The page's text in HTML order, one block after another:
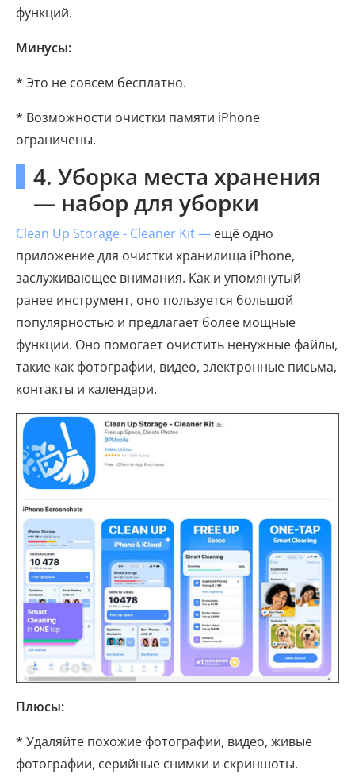
функций.
Минусы:
* Это не совсем бесплатно.
* Возможности очистки памяти iPhone
ограничены.
4. Уборка места хранения
— набор для уборки
Clean Up Storage - Cleaner Kit — ещё одно
приложение для очистки хранилища iPhone,
заслуживающее внимания. Как и упомянутый
ранее инструмент, оно пользуется большой
популярностью и предлагает более мощные
функции. Оно помогает очистить ненужные файлы,
такие как фотографии, видео, электронные письма,
контакты и календари.
Плюсы:
* Удаляйте похожие фотографии, видео, живые
фотографии, серийные снимки и скриншоты.